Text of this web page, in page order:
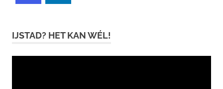
IJSTAD? HET KAN WÉL!